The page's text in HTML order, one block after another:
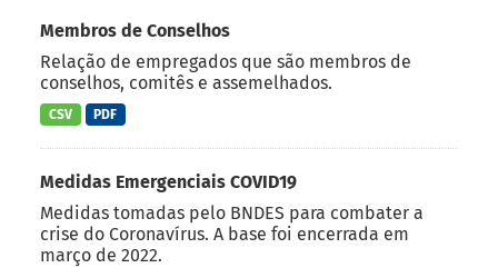
Membros de Conselhos
Relação de empregados que são membros de
conselhos, comitês e assemelhados.
CSV PDF
Medidas Emergenciais COVID19
Medidas tomadas pelo BNDES para combater a
crise do Coronavírus. A base foi encerrada em
março de 2022.